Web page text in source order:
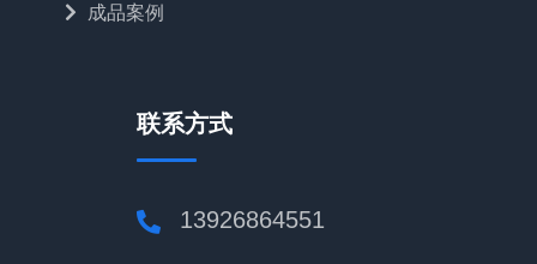
成品案例
联系方式
13926864551